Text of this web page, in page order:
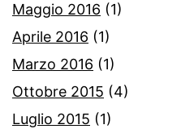
Maggio 2016 (1)
Aprile 2016 (1)
Marzo 2016 (1)
Ottobre 2015 (4)
Luglio 2015 (1)